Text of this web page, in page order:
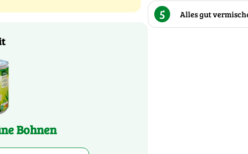
Bohnen
5 Alles gut